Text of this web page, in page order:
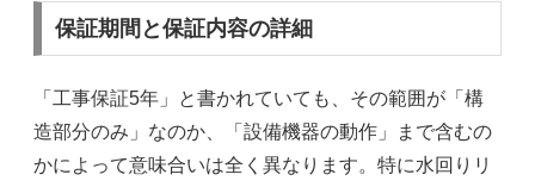
保証期間と保証内容の詳細
「工事保証5年」と書かれていても、その範囲が「構
造部分のみ」なのか、「設備機器の動作」まで含むの
かによって意味合いは全く異なります。特に水回りリ